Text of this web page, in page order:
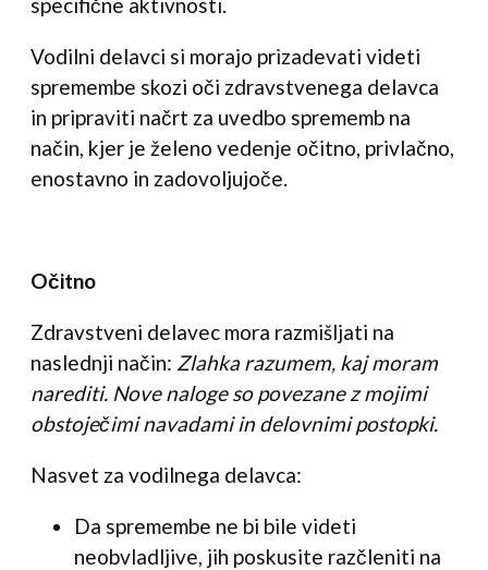
Vodilni delavci si morajo prizadevati videti
spremembe skozi oči zdravstvenega delavca
in pripraviti načrt za uvedbo sprememb na
način, kjer je želeno vedenje očitno, privlačno,
enostavno in zadovoljujoče.
Očitno
Zdravstveni delavec mora razmišljati na
naslednji način: Zlahka razumem, kaj moram
narediti. Nove naloge so povezane z mojimi
obstoječimi navadami in delovnimi postopki.
Nasvet za vodilnega delavca:
Da spremembe ne bi bile videti
neobvladljive, jih poskusite razčleniti na